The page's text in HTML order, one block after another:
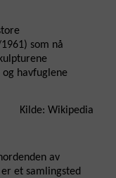
som nå
og havfuglene
Kilde: Wikipedia
av
et samlingsted